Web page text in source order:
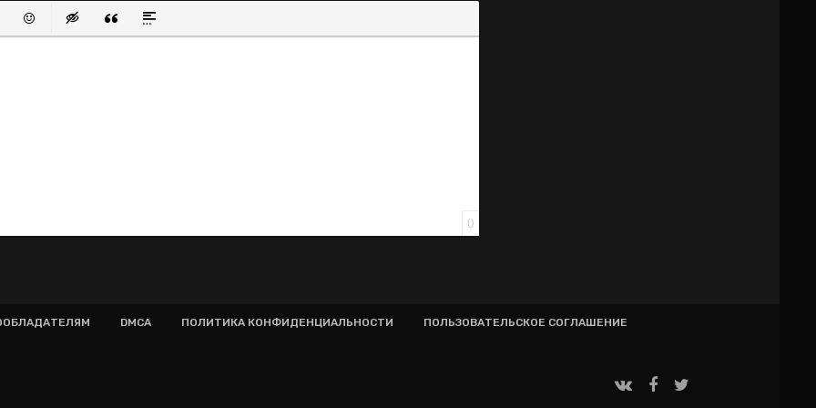
список
ссылку
Вставить защищенную ссылку
Вставить смайлик
Вставка скрытого текста
Вставка цитаты
Вставка спойлера
0
DMCA ПОЛИТИКА КОНФИДЕНЦИАЛЬНОСТИ ПОЛЬЗОВАТЕЛЬСКОЕ СОГЛАШЕНИЕ